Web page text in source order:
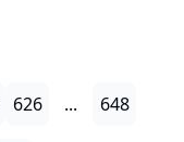
626 ... 648